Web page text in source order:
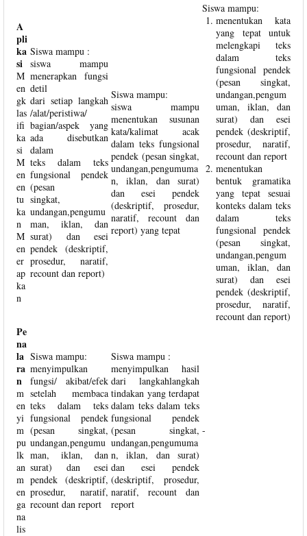
A
pli
ka
si
M
en
gk
las
ifi
ka
si
M
en
en
tu
ka
n
M
en
er
ap
ka
n
Siswa mampu :
siswa mampu
menerapkan fungsi
detil
dari setiap langkah
/alat/peristiwa/
bagian/aspek yang
ada disebutkan
dalam
teks dalam teks
fungsional pendek
(pesan
singkat,
undangan,pengumu
man, iklan, dan
surat) dan esei
pendek (deskriptif,
prosedur, naratif,
recount dan report)
Siswa mampu:
siswa mampu
menentukan susunan
kata/kalimat acak
dalam teks fungsional
pendek (pesan singkat,
undangan,pengumuma
n, iklan, dan surat)
dan esei pendek
(deskriptif, prosedur,
naratif, recount dan
report) yang tepat
Siswa mampu:
menentukan kata
yang tepat untuk
melengkapi teks
dalam teks
fungsional pendek
(pesan singkat,
undangan,pengum
uman, iklan, dan
surat) dan esei
pendek (deskriptif,
prosedur, naratif,
recount dan report
menentukan
bentuk gramatika
yang tepat sesuai
konteks dalam teks
dalam teks
fungsional pendek
(pesan singkat,
undangan,pengum
uman, iklan, dan
surat) dan esei
pendek (deskriptif,
prosedur, naratif,
recount dan report)
Pe
na
la
ra
n
m
en
yi
m
pu
lk
an
m
en
ga
na
lis
Siswa mampu:
menyimpulkan
fungsi/ akibat/efek
setelah membaca
teks dalam teks
fungsional pendek
(pesan singkat,
undangan,pengumu
man, iklan, dan
surat) dan esei
pendek (deskriptif,
prosedur, naratif,
recount dan report
Siswa mampu :
menyimpulkan hasil
dari langkahlangkah
tindakan yang terdapat
dalam teks dalam teks
fungsional pendek
(pesan singkat,
undangan,pengumuma
n, iklan, dan surat)
dan esei pendek
(deskriptif, prosedur,
naratif, recount dan
report
-